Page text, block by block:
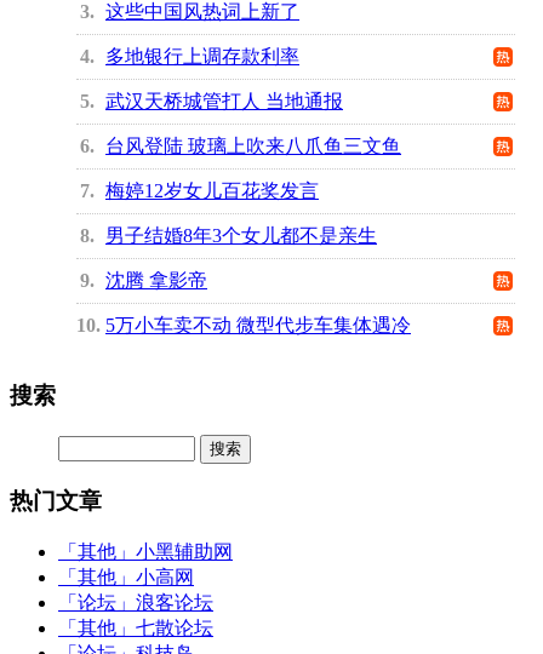
3 这些中国风热词上新了
4 多地银行上调存款利率
5 武汉天桥城管打人 当地通报
6 台风登陆 玻璃上吹来八爪鱼三文鱼
7 梅婷12岁女儿百花奖发言
8 男子结婚8年3个女儿都不是亲生
9 沈腾 拿影帝
10 5万小车卖不动 微型代步车集体遇冷
搜索
热门文章
「其他」 小黑辅助网
「其他」 小高网
「论坛」 浪客论坛
「其他」 七散论坛